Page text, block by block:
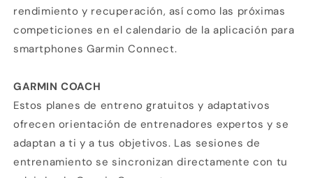
rendimiento y recuperación, así como las próximas
competiciones en el calendario de la aplicación para
smartphones Garmin Connect.
GARMIN COACH
Estos planes de entreno gratuitos y adaptativos
ofrecen orientación de entrenadores expertos y se
adaptan a ti y a tus objetivos. Las sesiones de
entrenamiento se sincronizan directamente con tu